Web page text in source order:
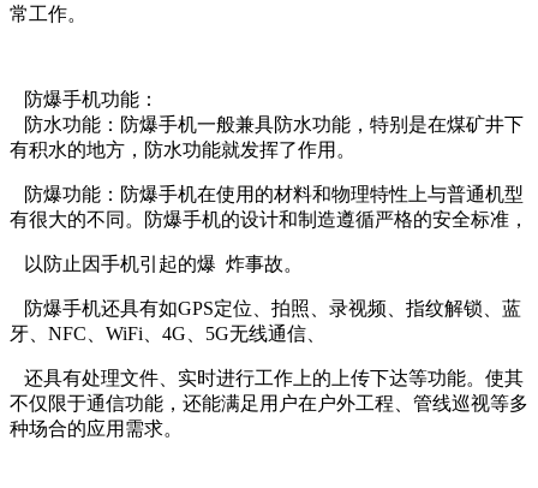
常工作。
防爆手机功能：
防水功能：防爆手机一般兼具防水功能，特别是在煤矿井下
有积水的地方，防水功能就发挥了作用。
防爆功能：防爆手机在使用的材料和物理特性上与普通机型
有很大的不同。防爆手机的设计和制造遵循严格的安全标准，
以防止因手机引起的爆 炸事故。
防爆手机还具有如GPS定位、拍照、录视频、指纹解锁、蓝
牙、NFC 、WiFi、4G、5G无线通信、
还具有处理文件、实时进行工作上的上传下达等功能。使其
不仅限于通信功能，还能满足用户在户外工程、管线巡视等多
种场合的应用需求。